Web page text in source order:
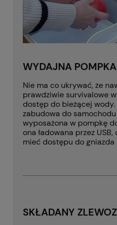
WYDAJNA
Nie ma co ukrywać, że
prawdziwie survivalowe
dostęp do bieżącej wody.
zabudowa do
wyposażona w pompkę
ona ładowana przez
mieć dostępu do gniazda
SKŁADANY